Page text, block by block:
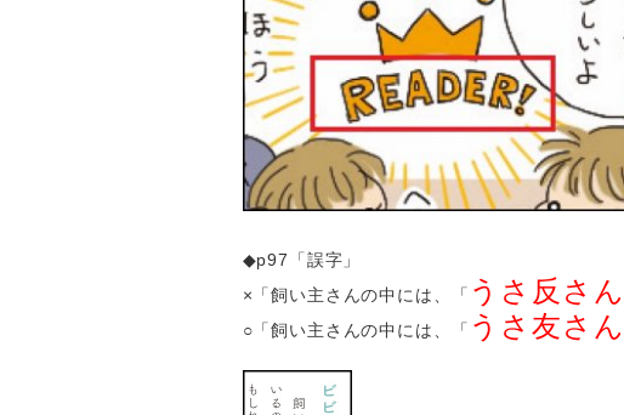
◆p97「誤字」
×「飼い主さんの中には、「 うさ反さん
○「飼い主さんの中には、「 うさ友さん